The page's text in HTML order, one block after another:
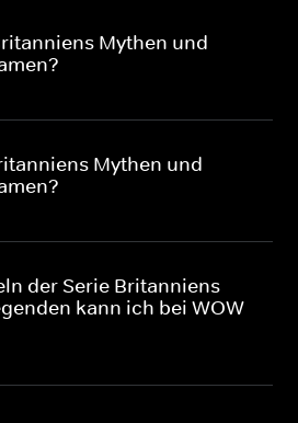
Mythen und
Mythen und
der Serie Britanniens
kann ich bei WOW